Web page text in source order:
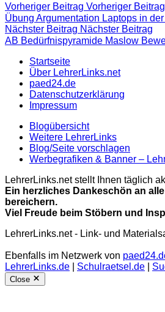
Vorheriger Beitrag Vorheriger
Übung Argumentation Laptops in
Nächster Beitrag Nächster Beitrag
AB Bedürfnispyramide Maslow
Startseite
Über LehrerLinks.net
paed24.de
Datenschutzerklärung
Impressum
Blogübersicht
Weitere LehrerLinks
Blog/Seite vorschlagen
Werbegrafiken & Banner –
LehrerLinks.net stellt Ihnen täglich
Ein herzliches Dankeschön an
bereichern.
Viel Freude beim Stöbern und
LehrerLinks.net - Link- und
Ebenfalls im Netzwerk von
LehrerLinks.de
Schulraetsel.de
Close